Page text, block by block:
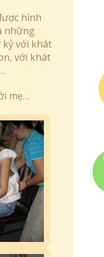
hình
những
kỷ với khát
với khát
mẹ…